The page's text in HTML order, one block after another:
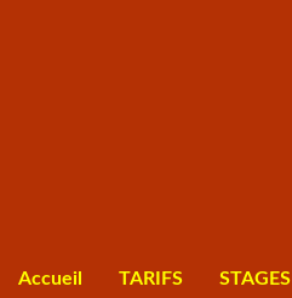
Accueil TARIFS STAGES